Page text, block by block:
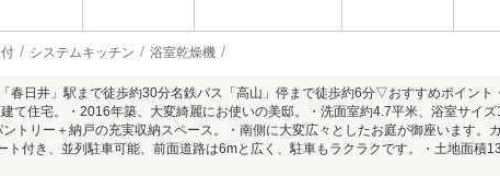
システムキッチン 浴室乾燥機
日井」駅まで徒歩約30分名鉄バス「高山」停まで徒歩約6分▽おすすめポイント
て住宅。・2016年築、大変綺麗にお使いの美邸。・洗面室約4.7平米、浴室サイズ
トリー＋納戸の充実収納スペース。・南側に大変広々としたお庭が御座います。
ト付き、並列駐車可能、前面道路は6mと広く、駐車もラクラクです。・土地面積